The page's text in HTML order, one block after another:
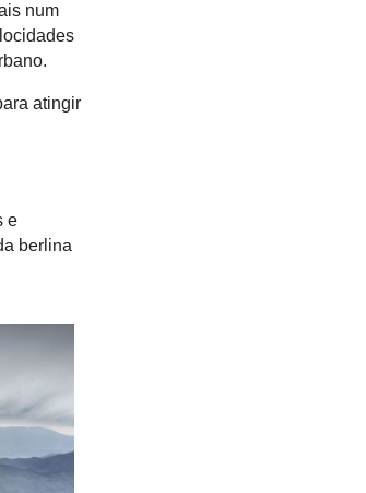
num
atingir
e
berlina